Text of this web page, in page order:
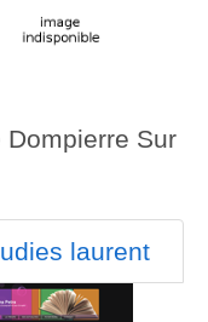
Dompierre Sur
laurent